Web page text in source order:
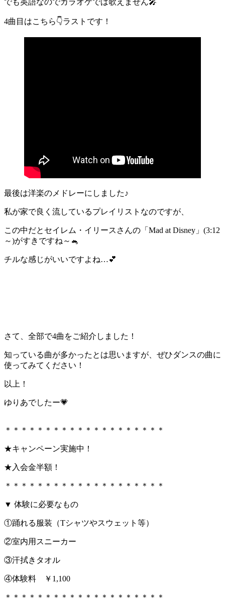
4曲目はこちら👇ラストです！
最後は洋楽のメドレーにしました♪
私が家で良く流しているプレイリストなのですが、
この中だとセイレム・イリースさんの「Mad at Disney」(3:12
～)がすきですね～🐁
チルな感じがいいですよね…💕
さて、全部で4曲をご紹介しました！
知っている曲が多かったとは思いますが、ぜひダンスの曲に
使ってみてください！
以上！
ゆりあでしたー💗
＊＊＊＊＊＊＊＊＊＊＊＊＊＊＊＊＊＊＊＊
★キャンペーン実施中！
★入会金半額！
＊＊＊＊＊＊＊＊＊＊＊＊＊＊＊＊＊＊＊＊
▼ 体験に必要なもの
①踊れる服装（Tシャツやスウェット等）
②室内用スニーカー
③汗拭きタオル
④体験料 ￥1,100
＊＊＊＊＊＊＊＊＊＊＊＊＊＊＊＊＊＊＊＊